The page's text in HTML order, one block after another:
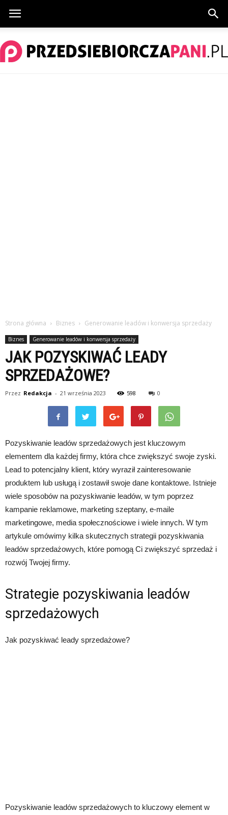
Strona główna Biznes Generowanie leadów i konwersja sprzedaży
Biznes Generowanie leadów i konwersja sprzedaży
JAK POZYSKIWAĆ LEADY
SPRZEDAŻOWE?
Przez Redakcja - 21 września 2023 598 0
Pozyskiwanie leadów sprzedażowych jest kluczowym
elementem dla każdej firmy, która chce zwiększyć swoje zyski.
Lead to potencjalny klient, który wyraził zainteresowanie
produktem lub usługą i zostawił swoje dane kontaktowe. Istnieje
wiele sposobów na pozyskiwanie leadów, w tym poprzez
kampanie reklamowe, marketing szeptany, e-maile
marketingowe, media społecznościowe i wiele innych. W tym
artykule omówimy kilka skutecznych strategii pozyskiwania
leadów sprzedażowych, które pomogą Ci zwiększyć sprzedaż i
rozwój Twojej firmy.
Strategie pozyskiwania leadów
sprzedażowych
Jak pozyskiwać leady sprzedażowe?
Pozyskiwanie leadów sprzedażowych to kluczowy element w